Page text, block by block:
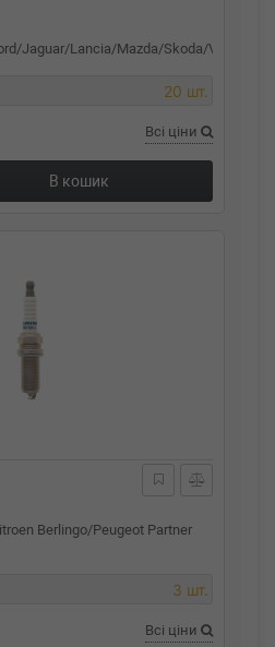
Jaguar/Lancia/Mazda/Skoda/Volvo
20 шт.
Всі ціни
В кошик
Berlingo/Peugeot Partner
3 шт.
Всі ціни